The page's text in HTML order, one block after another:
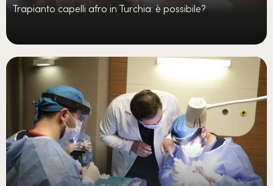
Trapianto capelli afro in Turchia: è possibile?